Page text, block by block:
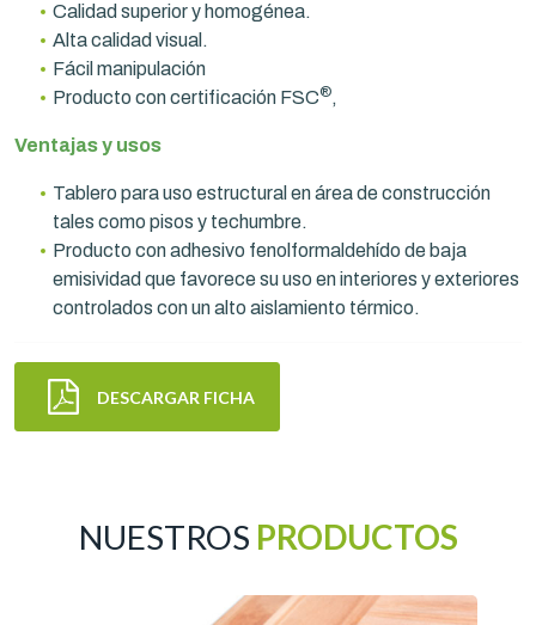
Calidad superior y homogénea.
Alta calidad visual.
Fácil manipulación
Producto con certificación FSC®,
Ventajas y usos
Tablero para uso estructural en área de construcción
tales como pisos y techumbre.
Producto con adhesivo fenolformaldehído de baja
emisividad que favorece su uso en interiores y exteriores
controlados con un alto aislamiento térmico.
DESCARGAR FICHA
NUESTROS PRODUCTOS